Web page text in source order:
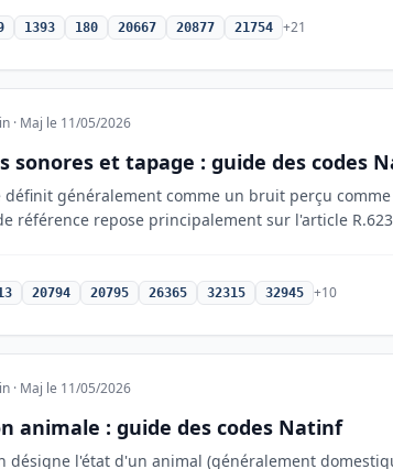
1393 180 20667 20877 21754 +21
· Maj le 11/05/2026
sonores et tapage : guide des codes
définit généralement comme un bruit perçu
référence repose principalement sur l'article
20794 20795 26365 32315 32945 +10
· Maj le 11/05/2026
animale : guide des codes Natinf
désigne l'état d'un animal (généralement